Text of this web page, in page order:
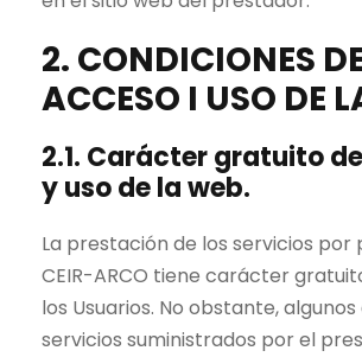
2. CONDICIONES
ACCESO I USO DE
2.1. Carácter gratuito
y uso de la web.
La prestación de los servicios por
CEIR-ARCO tiene carácter
los Usuarios. No obstante, algunos
servicios suministrados por el